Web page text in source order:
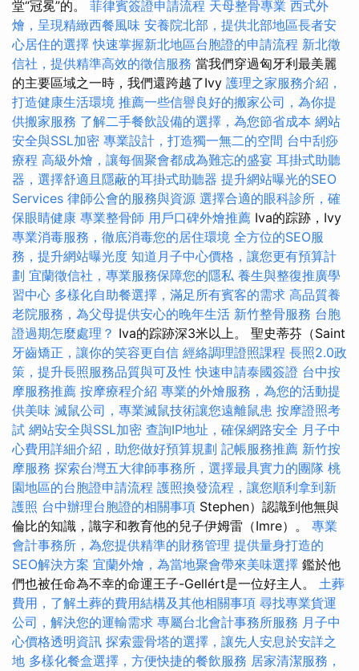
堂“冠冕”的。 菲律賓簽證申請流程 天母整骨專業 西式外
燴，呈現精緻西餐風味 安養院北部，提供北部地區長者安
心居住的選擇 快速掌握新北地區台胞證的申請流程 新北徵
信社，提供精準高效的徵信服務 當我們穿過匈牙利最美麗
的主要區域之一時，我們還跨越了Ivy 護理之家服務介紹，
打造健康生活環境 推薦一些信譽良好的搬家公司，為你提
供搬家服務 了解二手餐飲設備的選擇，為您節省成本 網站
安全與SSL加密 專業設計，打造獨一無二的空間 台中刮痧
療程 高級外燴，讓每個聚會都成為難忘的盛宴 耳掛式助聽
器，選擇舒適且隱蔽的耳掛式助聽器 提升網站曝光的SEO
Services 律師公會的服務與資源 選擇合適的眼科診所，確
保眼睛健康 專業整骨師 用戶口碑外燴推薦 Iva的踪跡，Ivy
專業消毒服務，徹底消毒您的居住環境 全方位的SEO服
務，提升網站曝光度 知道月子中心價格，讓您更有預算計
劃 宜蘭徵信社，專業服務保障您的隱私 養生與整復推廣學
習中心 多樣化自助餐選擇，滿足所有賓客的需求 高品質養
老院服務，為父母提供安心的晚年生活 新竹整骨服務 台胞
證過期怎麼處理？ Iva的踪跡深3米以上。 聖史蒂芬（Saint
牙齒矯正，讓你的笑容更自信 經絡調理證照課程 長照2.0政
策，提升長照服務品質與可及性 快速申請泰國簽證 台中按
摩服務推薦 按摩療程介紹 專業的外燴服務，為您的活動提
供美味 滅鼠公司，專業滅鼠技術讓您遠離鼠患 按摩證照考
試 網站安全與SSL加密 查詢IP地址，確保網路安全 月子中
心費用詳細介紹，助您做好預算規劃 記帳服務推薦 新竹按
摩服務 探索台灣五大律師事務所，選擇最具實力的團隊 桃
園地區的台胞證申請流程 護照換發流程，讓您順利拿到新
護照 台中辦理台胞證的相關事項 Stephen）認識到他無與
倫比的知識，識字和教育他的兒子伊姆雷（Imre）。 專業
會計事務所，為您提供精準的財務管理 提供量身打造的
SEO解決方案 宜蘭外燴，為當地聚會帶來美味選擇 鑑於他
們也被任命為不幸的命運王子-Gellért是一位好主人。 土葬
費用，了解土葬的費用結構及其他相關事項 尋找專業貨運
公司，解決您的運輸需求 專屬台北會計事務所服務 月子中
心價格透明資訊 探索靈骨塔的選擇，讓先人安息於安詳之
地 多樣化餐盒選擇，方便快捷的餐飲服務 居家清潔服務，